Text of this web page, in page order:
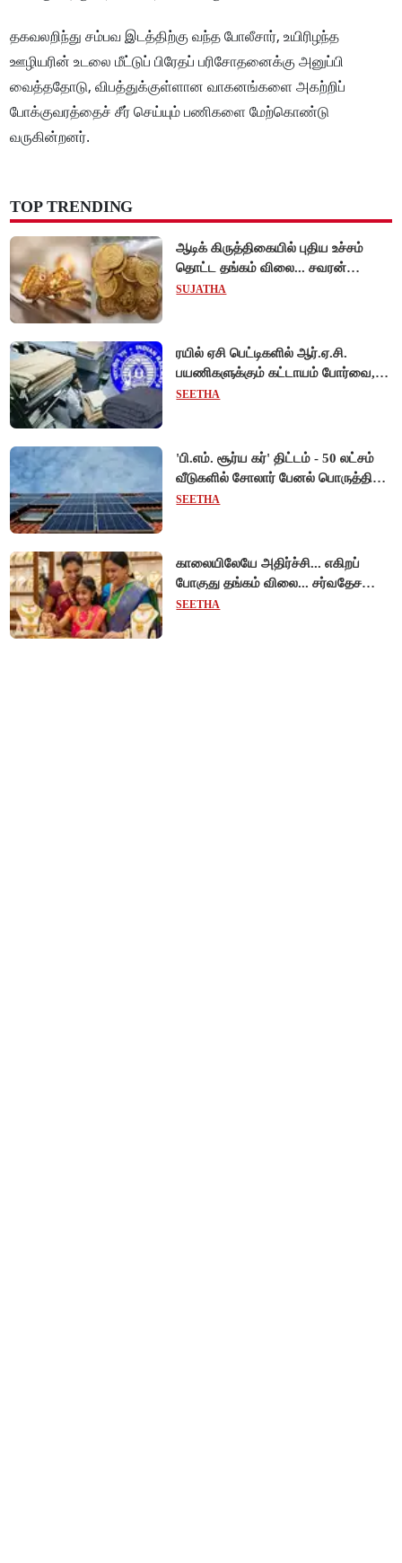
தகவலறிந்து சம்பவ இடத்திற்கு வந்த போலீசார், உயிரிழந்த
ஊழியரின் உடலை மீட்டுப் பிரேதப் பரிசோதனைக்கு அனுப்பி
வைத்ததோடு, விபத்துக்குள்ளான வாகனங்களை அகற்றிப்
போக்குவரத்தைச் சீர் செய்யும் பணிகளை மேற்கொண்டு
வருகின்றனர்.
TOP TRENDING
ஆடிக் கிருத்திகையில் புதிய உச்சம்
தொட்ட தங்கம் விலை... சவரன்
ரூ.1,10,000-ஐ கடந்து விற்பனை!
SUJATHA
ரயில் ஏசி பெட்டிகளில் ஆர்.ஏ.சி.
பயணிகளுக்கும் கட்டாயம் போர்வை,
கம்பளி வழங்க உத்தரவு!
SEETHA
'பி.எம். சூர்ய கர்' திட்டம் - 50 லட்சம்
வீடுகளில் சோலார் பேனல் பொருத்தி
மத்திய அரசு சாதனை!
SEETHA
காலையிலேயே அதிர்ச்சி... எகிறப்
போகுது தங்கம் விலை... சர்வதேச
சந்தையில் $192 உயர்வு - இந்திய
SEETHA